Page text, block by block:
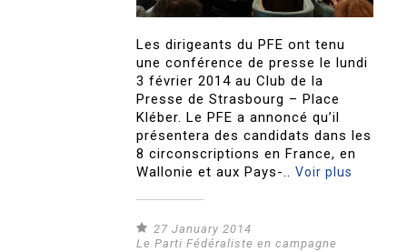
Les dirigeants du PFE ont tenu
une conférence de presse le lundi
3 février 2014 au Club de la
Presse de Strasbourg – Place
Kléber. Le PFE a annoncé qu’il
présentera des candidats dans les
8 circonscriptions en France, en
Wallonie et aux Pays-..Voir plus
27 January 2014
Le Parti Fédéraliste en campagne